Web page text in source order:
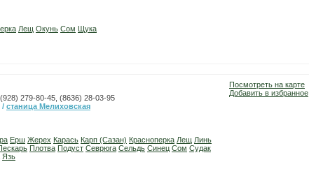
Лещ Окунь Сом Щука
279-80-45, (8636) 28-03-95
/ станица Мелиховская
Ерш Жерех Карась Карп (Сазан) Красноперка Лещ Линь
Плотва Подуст Севрюга Сельдь Синец Сом Судак
Язь
Посмотреть на карте
Добавить в избранное